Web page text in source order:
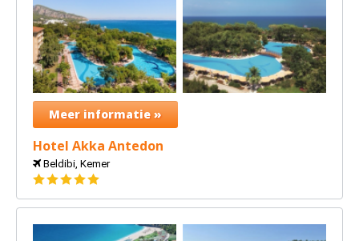
Meer informatie »
Hotel Akka Antedon
Beldibi, Kemer
5